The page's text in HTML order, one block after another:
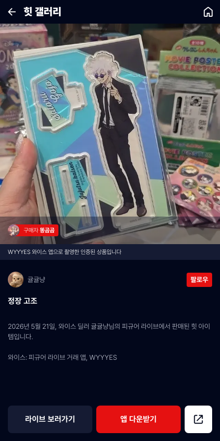
힛 갤러리
구매자 똥곰곰
WYYYES 와이스 앱으로 촬영한 인증된 상품입니다
귤귤냥 팔로우
정장 고조
2026년 5월 21일, 와이스 딜러 귤귤냥님의 피규어 라이브에서 판매된 힛 아이
템입니다.
와이스: 피규어 라이브 거래 앱, WYYYES
라이브 보러가기 앱 다운받기